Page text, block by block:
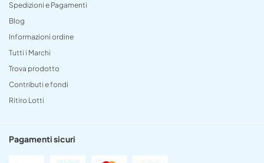
Spedizioni e Pagamenti
Blog
Informazioni ordine
Tutti i Marchi
Trova prodotto
Contributi e fondi
Ritiro Lotti
Pagamenti sicuri